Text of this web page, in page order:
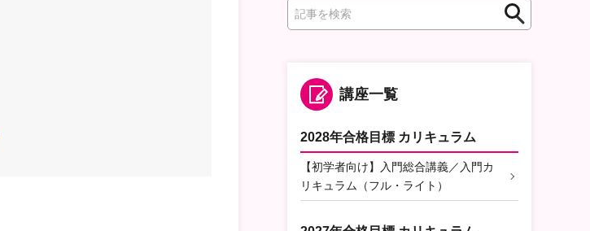
検
索
検
索
講座一覧
2028年合格目標 カリキュラム
【初学者向け】入門総合講義／入門カ
リキュラム（フル・ライト）